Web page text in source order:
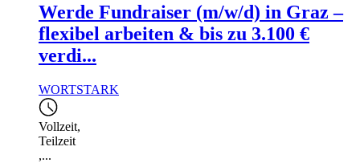
Werde Fundraiser (m/w/d) in Graz –
flexibel arbeiten & bis zu 3.100 €
verdi...
WORTSTARK
Vollzeit,
Teilzeit
,...